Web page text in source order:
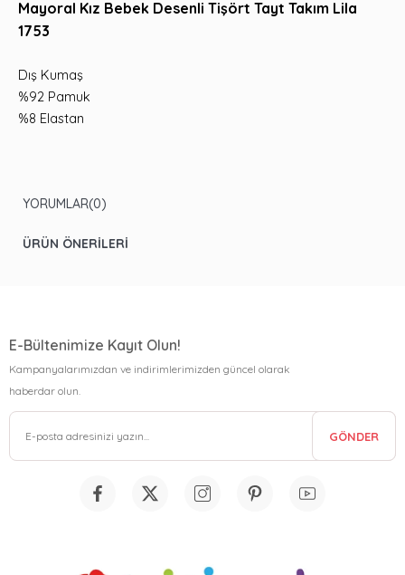
Mayoral Kız Bebek Desenli Tişört Tayt Takım Lila
1753
Dış Kumaş
%92 Pamuk
%8 Elastan
YORUMLAR(0)
ÜRÜN ÖNERILERI
E-Bültenimize Kayıt Olun!
Kampanyalarımızdan ve indirimlerimizden güncel olarak
haberdar olun.
GÖNDER